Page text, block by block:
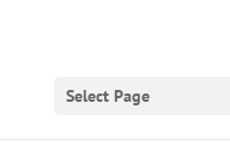
Select Page